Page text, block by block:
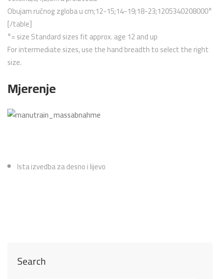
Search
Obujam ručnog zgloba u cm;12-15;14-19;18-23;1205340208000°
[/table]
°= size Standard sizes fit approx. age 12 and up
For intermediate sizes, use the hand breadth to select the right
size.
Mjerenje
Ista izvedba za desno i lijevo